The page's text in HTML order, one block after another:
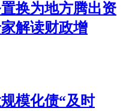
换为地方腾出资
解读财政增
模化债“及时